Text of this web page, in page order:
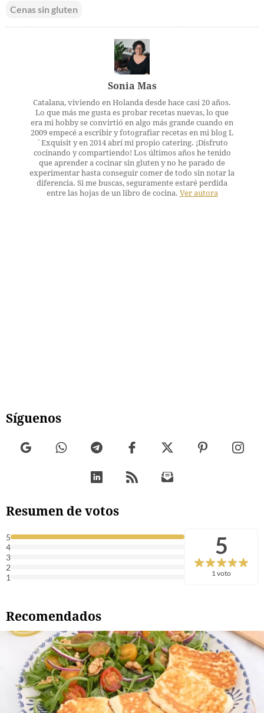
Cenas sin gluten
Sonia Mas
Catalana, viviendo en Holanda desde hace casi 20 años.
Lo que más me gusta es probar recetas nuevas, lo que
era mi hobby se convirtió en algo más grande cuando en
2009 empecé a escribir y fotografiar recetas en mi blog L
´Exquisit y en 2014 abrí mi propio catering. ¡Disfruto
cocinando y compartiendo! Los últimos años he tenido
que aprender a cocinar sin gluten y no he parado de
experimentar hasta conseguir comer de todo sin notar la
diferencia. Si me buscas, seguramente estaré perdida
entre las hojas de un libro de cocina. Ver autora
Síguenos
Resumen de votos
5
4
3
2
1
5
1 voto
Recomendados